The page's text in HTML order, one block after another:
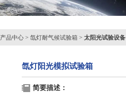
产品中心 > 氙灯耐气候试验箱 > 太阳光试验设备
氙灯阳光模拟试验箱
简要描述：